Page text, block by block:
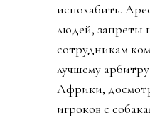
испохабить.
людей, запреты
сотрудникам
лучшему арбитру
Африки,
игроков с